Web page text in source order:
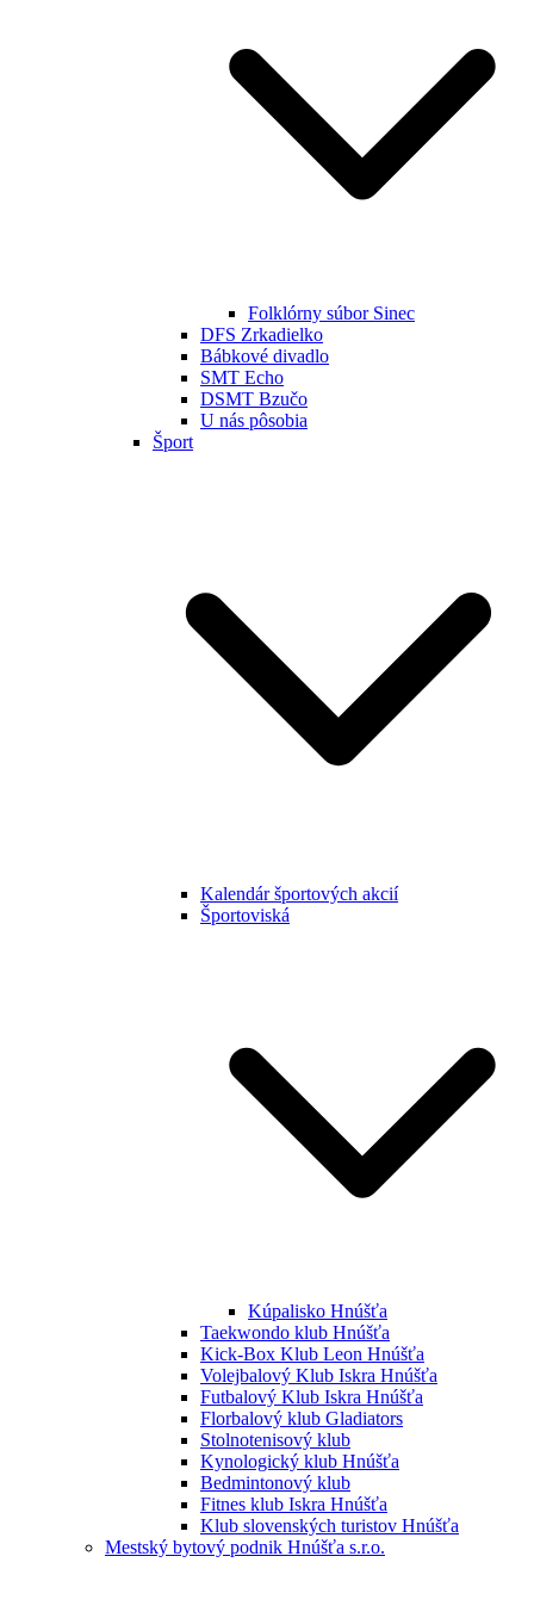
Folklórny súbor Sinec
DFS Zrkadielko
Bábkové divadlo
SMT Echo
DSMT Bzučo
U nás pôsobia
Šport
Kalendár športových akcií
Športoviská
Kúpalisko Hnúšťa
Taekwondo klub Hnúšťa
Kick-Box Klub Leon Hnúšťa
Volejbalový Klub Iskra Hnúšťa
Futbalový Klub Iskra Hnúšťa
Florbalový klub Gladiators
Stolnotenisový klub
Kynologický klub Hnúšťa
Bedmintonový klub
Fitnes klub Iskra Hnúšťa
Klub slovenských turistov Hnúšťa
Mestský bytový podnik Hnúšťa s.r.o.